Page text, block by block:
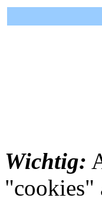
Wichtig:
"cookies"